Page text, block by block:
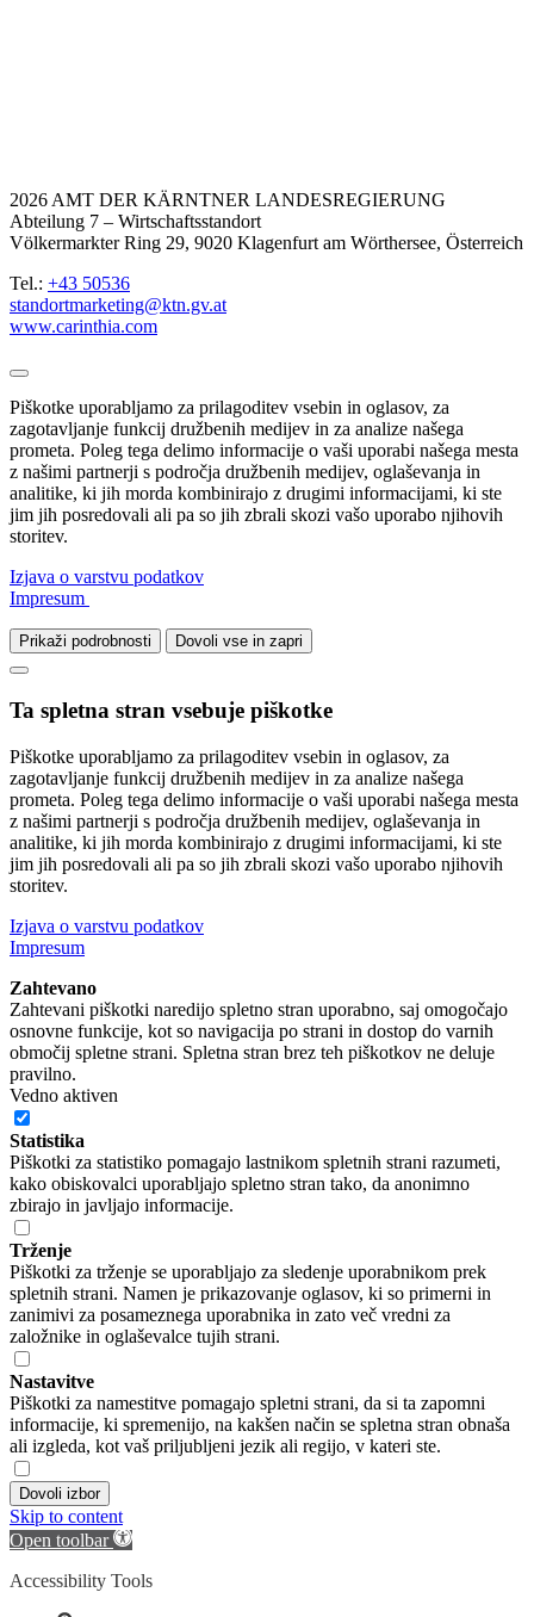
2026 AMT DER KÄRNTNER LANDESREGIERUNG
Abteilung 7 – Wirtschaftsstandort
Völkermarkter Ring 29, 9020 Klagenfurt am Wörthersee, Österreich
Tel.: +43 50536
standortmarketing@ktn.gv.at
www.carinthia.com
Piškotke uporabljamo za prilagoditev vsebin in oglasov, za
zagotavljanje funkcij družbenih medijev in za analize našega
prometa. Poleg tega delimo informacije o vaši uporabi našega mesta
z našimi partnerji s področja družbenih medijev, oglaševanja in
analitike, ki jih morda kombinirajo z drugimi informacijami, ki ste
jim jih posredovali ali pa so jih zbrali skozi vašo uporabo njihovih
storitev.
Izjava o varstvu podatkov
Impresum
Prikaži podrobnosti Dovoli vse in zapri
Ta spletna stran vsebuje piškotke
Piškotke uporabljamo za prilagoditev vsebin in oglasov, za
zagotavljanje funkcij družbenih medijev in za analize našega
prometa. Poleg tega delimo informacije o vaši uporabi našega mesta
z našimi partnerji s področja družbenih medijev, oglaševanja in
analitike, ki jih morda kombinirajo z drugimi informacijami, ki ste
jim jih posredovali ali pa so jih zbrali skozi vašo uporabo njihovih
storitev.
Izjava o varstvu podatkov
Impresum
Zahtevano
Zahtevani piškotki naredijo spletno stran uporabno, saj omogočajo
osnovne funkcije, kot so navigacija po strani in dostop do varnih
območij spletne strani. Spletna stran brez teh piškotkov ne deluje
pravilno.
Vedno aktiven
Statistika
Piškotki za statistiko pomagajo lastnikom spletnih strani razumeti,
kako obiskovalci uporabljajo spletno stran tako, da anonimno
zbirajo in javljajo informacije.
Trženje
Piškotki za trženje se uporabljajo za sledenje uporabnikom prek
spletnih strani. Namen je prikazovanje oglasov, ki so primerni in
zanimivi za posameznega uporabnika in zato več vredni za
založnike in oglaševalce tujih strani.
Nastavitve
Piškotki za namestitve pomagajo spletni strani, da si ta zapomni
informacije, ki spremenijo, na kakšen način se spletna stran obnaša
ali izgleda, kot vaš priljubljeni jezik ali regijo, v kateri ste.
Dovoli izbor
Skip to content
Open toolbar
Accessibility Tools